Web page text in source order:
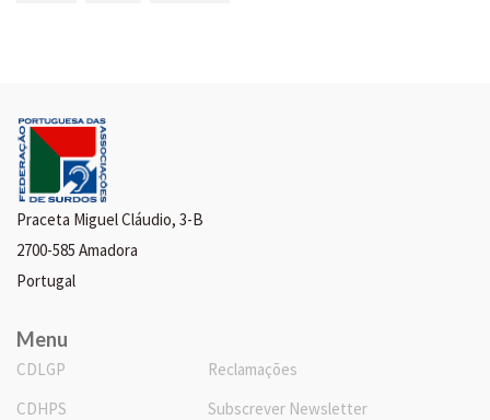
Praceta Miguel Cláudio, 3-B
2700-585 Amadora
Portugal
Menu
CDLGP
CDHPS
Reclamações
Subscrever Newsletter